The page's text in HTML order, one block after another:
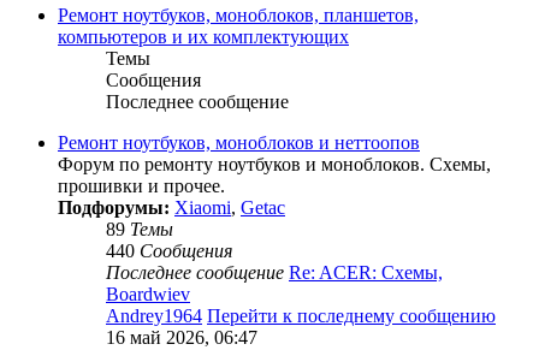
Ремонт ноутбуков, моноблоков, планшетов,
компьютеров и их комплектующих
Темы
Сообщения
Последнее сообщение
Ремонт ноутбуков, моноблоков и неттоопов
Форум по ремонту ноутбуков и моноблоков. Схемы,
прошивки и прочее.
Подфорумы: Xiaomi, Getac
89 Темы
440 Сообщения
Последнее сообщение Re: ACER: Схемы,
Boardwiev
Andrey1964 Перейти к последнему сообщению
16 май 2026, 06:47